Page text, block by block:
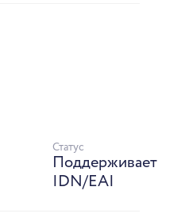
Статус
Поддерживает
IDN/EAI